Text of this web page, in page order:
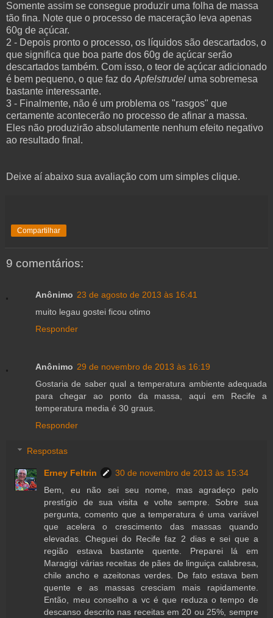
Somente assim se consegue produzir uma folha de massa
tão fina. Note que o processo de maceração leva apenas
60g de açúcar.
2 - Depois pronto o processo, os líquidos são descartados, o
que significa que boa parte dos 60g de açúcar serão
descartados também. Com isso, o teor de açúcar adicionado
é bem pequeno, o que faz do Apfelstrudel uma sobremesa
bastante interessante.
3 - Finalmente, não é um problema os "rasgos" que
certamente acontecerão no processo de afinar a massa.
Eles não produzirão absolutamente nenhum efeito negativo
ao resultado final.
Deixe aí abaixo sua avaliação com um simples clique.
Compartilhar
9 comentários:
Anônimo 23 de agosto de 2013 às 16:41
muito legau gostei ficou otimo
Responder
Anônimo 29 de novembro de 2013 às 16:19
Gostaria de saber qual a temperatura ambiente adequada
para chegar ao ponto da massa, aqui em Recife a
temperatura media é 30 graus.
Responder
Respostas
Erney Feltrin
30 de novembro de 2013 às 15:34
Bem, eu não sei seu nome, mas agradeço pelo
prestígio de sua visita e volte sempre. Sobre sua
pergunta, comento que a temperatura é uma variável
que acelera o crescimento das massas quando
elevadas. Cheguei do Recife faz 2 dias e sei que a
região estava bastante quente. Preparei lá em
Maragigi várias receitas de pães de linguiça calabresa,
chile ancho e azeitonas verdes. De fato estava bem
quente e as massas cresciam mais rapidamente.
Então, meu conselho a vc é que reduza o tempo de
descanso descrito nas receitas em 20 ou 25%, sempre